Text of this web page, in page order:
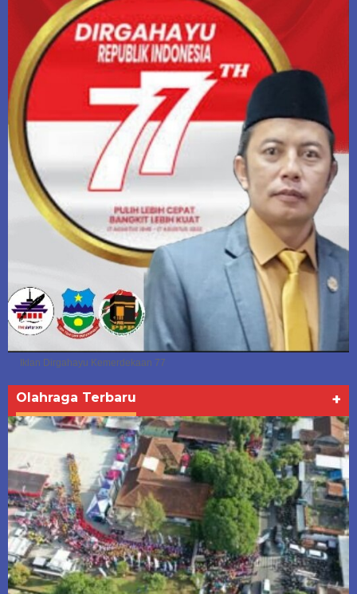
Iklan Dirgahayu Kemerdekaan 77
Olahraga Terbaru +